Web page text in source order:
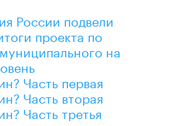
России подвели
проекта по
на
Часть первая
Часть вторая
Часть третья